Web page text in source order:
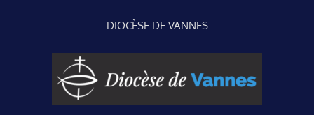
DIOCÈSE DE VANNES